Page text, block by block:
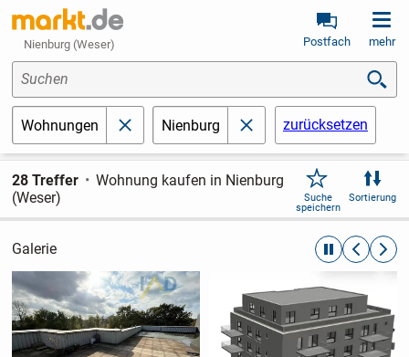
Nienburg (Weser) Postfach mehr
Suchen
Wohnungen schließenNienburg schließenzurücksetzen
28 Treffer
Wohnung kaufen in Nienburg
(Weser)
Suche
speichern
Sortierung
Galerie automatische